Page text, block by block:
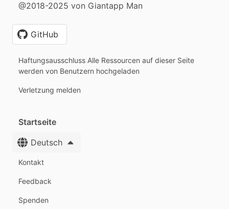
@2018-2025 von Giantapp Man
GitHub
Haftungsausschluss Alle Ressourcen auf dieser Seite
werden von Benutzern hochgeladen
Verletzung melden
Startseite
Deutsch
Kontakt
Feedback
Spenden